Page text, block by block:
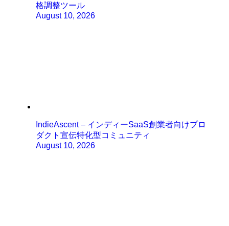
格調整ツール
August 10, 2026
IndieAscent – インディーSaaS創業者向けプロ
ダクト宣伝特化型コミュニティ
August 10, 2026